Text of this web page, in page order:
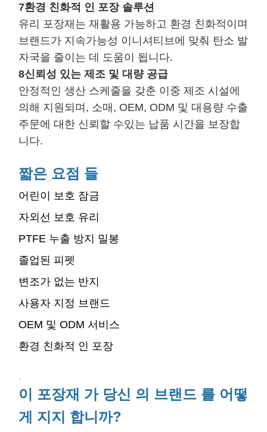
7환경 친화적 인 포장 솔루션
유리 포장재는 재활용 가능하고 환경 친화적이며
브랜드가 지속가능성 이니셔티브에 맞춰 탄소 발
자국을 줄이는 데 도움이 됩니다.
8신뢰성 있는 제조 및 대량 공급
안정적인 생산 스케줄을 갖춘 이중 제조 시설에
의해 지원되며, 소매, OEM, ODM 및 대용량 수출
주문에 대한 신뢰할 수있는 납품 시간을 보장합
니다.
짧은 요점 들
어린이 보호 잠금
자외선 보호 유리
PTFE 누출 방지 밀봉
졸업된 피펫
변조가 없는 반지
사용자 지정 브랜드
OEM 및 ODM 서비스
환경 친화적 인 포장
이 포장재 가 당신 의 브랜드 를 어떻
게 지지 합니까?